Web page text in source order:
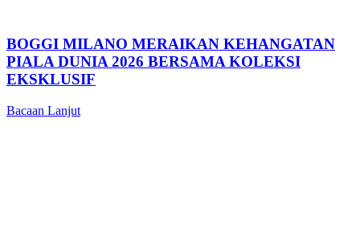
BOGGI MILANO MERAIKAN KEHANGATAN
PIALA DUNIA 2026 BERSAMA KOLEKSI
EKSKLUSIF
Bacaan Lanjut